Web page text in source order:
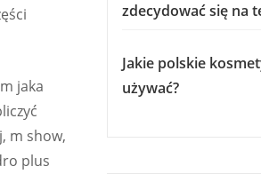
jaka
m show,
plus
zdecydować się na
Jakie polskie
używać?